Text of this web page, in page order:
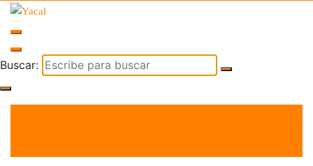
Yacal micro hosting
Buscar: